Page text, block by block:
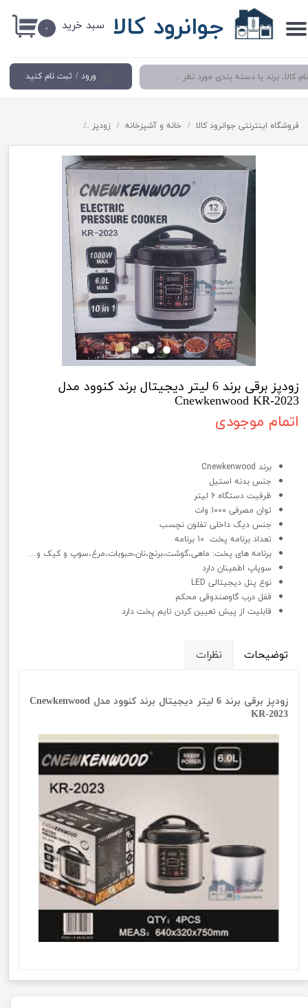
جوانرود کالا
ورود / ثبت نام کنید
حساب کاربری من
تغییر گذر واژه
سفارشات
خروج از حساب کاربری
۰ سبد خرید
فروشگاه اینترنتی جوانرود کالا خانه و آشپزخانه زودپز
زودپز برقی برند 6 لیتر دیجیتال برند کنوود مدل
Cnewkenwood KR-2023
اتمام موجودی
برند Cnewkenwood
جنس بدنه استیل
ظرفیت دستگاه 6 لیتر
توان مصرفی 1000 وات
جنس دیگ داخلی تفلون نچسب
تعداد برنامه پخت 10 برنامه
برنامه های پخت: ماهی،گوشت،برنج،نان،حبوبات،مرغ،سوپ و کیک و…
سوپاپ اطمینان دارد
نوع پنل دیجیتالی LED
قفل درب گاوصندوقی محکم
قابلیت از پیش تعیین کردن تایم پخت دارد
توضیحات نظرات
زودپز برقی برند 6 لیتر دیجیتال برند کنوود مدل Cnewkenwood
KR-2023